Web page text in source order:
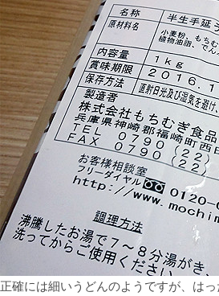
正確には細いうどんのようですが、は